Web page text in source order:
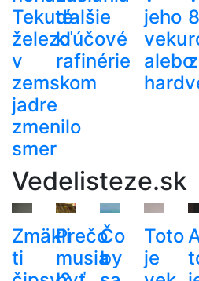
Tekuté
železo
v
zemskom
jadre
zmenilo
smer
ďalšie
kľúčové
rafinérie
jeho
veku
alebo
Vedelisteze.sk
Zmäkli
ti
Prečo
musia
Čo
by
Toto
je